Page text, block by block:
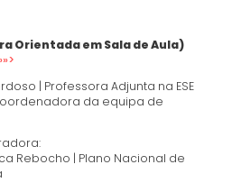
Orientada em Sala de Aula)
| Professora Adjunta na ESE
da equipa de
Rebocho | Plano Nacional de